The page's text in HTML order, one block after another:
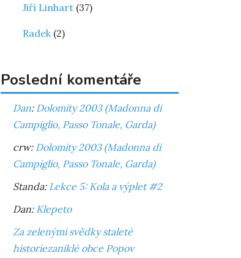
Jiří Linhart (37)
Radek(2)
Poslední komentáře
Dan: Dolomity 2003 (Madonna di
Campiglio, Passo Tonale, Garda)
crw: Dolomity 2003 (Madonna di
Campiglio, Passo Tonale, Garda)
Standa: Lekce 5: Kola a výplet #2
Dan: Klepeto
Za zelenými svědky staleté
historiezaniklé obce Popov